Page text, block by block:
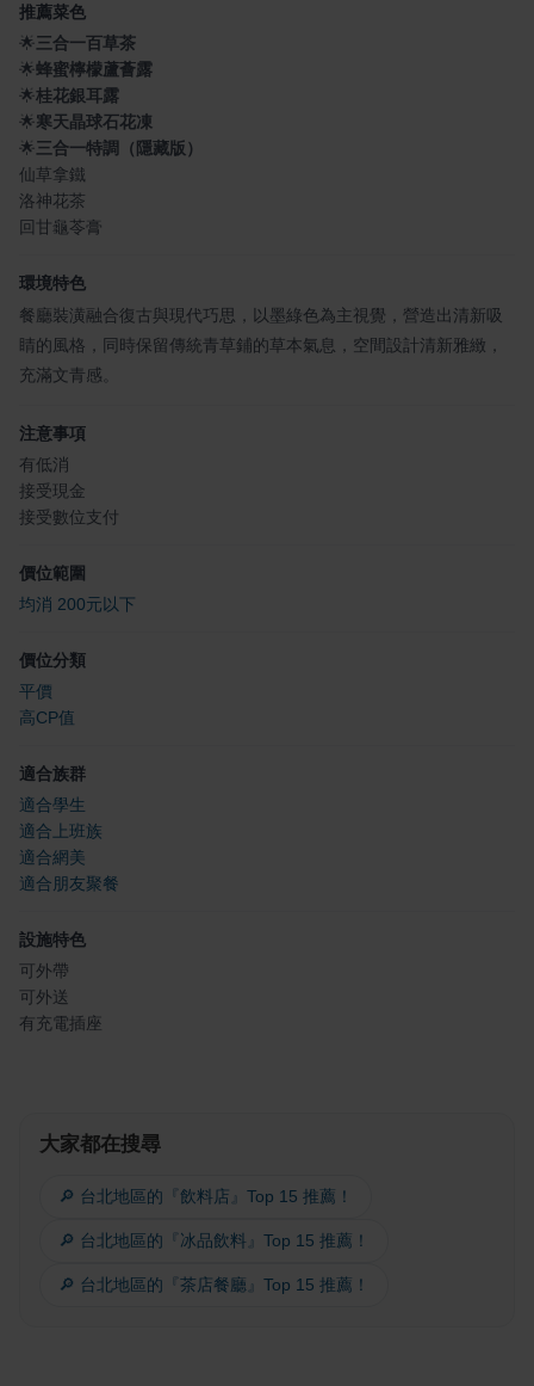
推薦菜色
🌟三合一百草茶
🌟蜂蜜檸檬蘆薈露
🌟桂花銀耳露
🌟寒天晶球石花凍
🌟三合一特調（隱藏版）
仙草拿鐵
洛神花茶
回甘龜苓膏
環境特色
餐廳裝潢融合復古與現代巧思，以墨綠色為主視覺，營造出清新吸
睛的風格，同時保留傳統青草鋪的草本氣息，空間設計清新雅緻，
充滿文青感。
注意事項
有低消
接受現金
接受數位支付
價位範圍
均消 200元以下
價位分類
平價
高CP值
適合族群
適合學生
適合上班族
適合網美
適合朋友聚餐
設施特色
可外帶
可外送
有充電插座
大家都在搜尋
🔎 台北地區的『飲料店』Top 15 推薦！
🔎 台北地區的『冰品飲料』Top 15 推薦！
🔎 台北地區的『茶店餐廳』Top 15 推薦！